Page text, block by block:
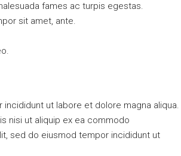
fames ac turpis egestas.
sit amet, ante.
ut labore et dolore magna aliqua.
nisi ut aliquip ex ea commodo
sed do eiusmod tempor incididunt ut